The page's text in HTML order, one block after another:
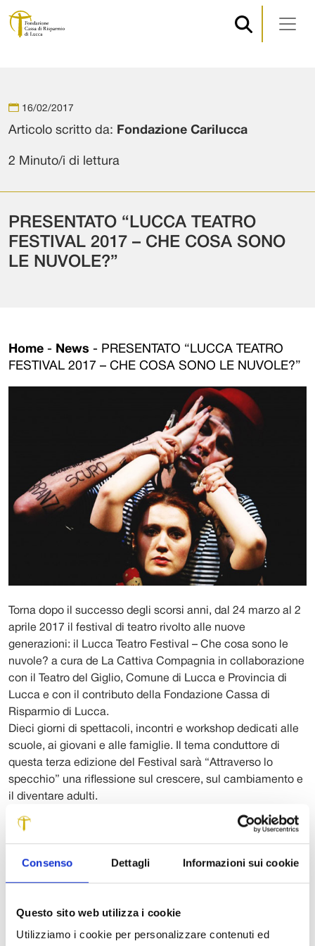
Consenso Dettagli Informazioni sui cookie
Questo sito web utilizza i cookie
Utilizziamo i cookie per personalizzare contenuti ed
Navigazione principale
16/02/2017
Articolo scritto da: Fondazione Carilucca
2 Minuto/i di lettura
PRESENTATO “LUCCA TEATRO
FESTIVAL 2017 – CHE COSA SONO
LE NUVOLE?”
Home - News - PRESENTATO “LUCCA TEATRO
FESTIVAL 2017 – CHE COSA SONO LE NUVOLE?”
Torna dopo il successo degli scorsi anni, dal 24 marzo al 2
aprile 2017 il festival di teatro rivolto alle nuove
generazioni: il Lucca Teatro Festival – Che cosa sono le
nuvole? a cura de La Cattiva Compagnia in collaborazione
con il Teatro del Giglio, Comune di Lucca e Provincia di
Lucca e con il contributo della Fondazione Cassa di
Risparmio di Lucca.
Dieci giorni di spettacoli, incontri e workshop dedicati alle
scuole, ai giovani e alle famiglie. Il tema conduttore di
questa terza edizione del Festival sarà “Attraverso lo
specchio” una riflessione sul crescere, sul cambiamento e
il diventare adulti.
Ospite d’onore della manifestazione, la grande attrice di
teatro e cinema Nicoletta Braschi sarà impegnata in un
importantissimo doppio appuntamento sabato 25 marzo:
alle ore 17 nella Chiesa di San Francesco, un incontro
realizzato per le scuole, ma aperto al pubblico e a tutta la
del Giglio, con l’anteprima di “Giorni felici” di Samuel
Beckett per la traduzione Carlo Fruttero (Giulio Einaudi